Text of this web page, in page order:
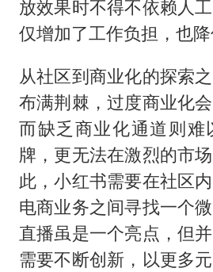
放效果时不得不依赖人
仅增加了工作负担，也降
从社区到商业化的探索
布满荆棘，过度商业化
而缺乏商业化通道则难
牌，更无法在激烈的市
此，小红书需要在社区
电商业务之间寻找一个
直播虽是一个亮点，但
需要不断创新，以更多